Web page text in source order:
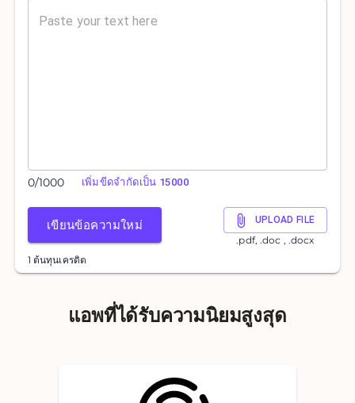
0/1000 เพิ่มขีดจำกัดเป็น 15000
เขียนข้อความใหม่ UPLOAD FILE
.pdf, .doc , .docx
1 ต้นทุนเครดิต
แอพที่ได้รับความนิยมสูงสุด